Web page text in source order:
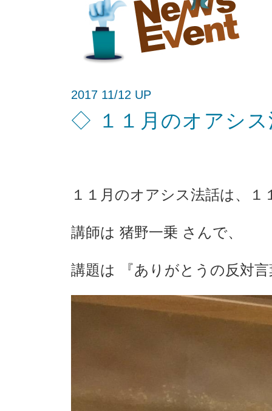
2017 11/12 UP
◇ １１月のオアシ
１１月のオアシス法話は、
講師は 猪野一乗 さんで、
講題は 『ありがとうの反対